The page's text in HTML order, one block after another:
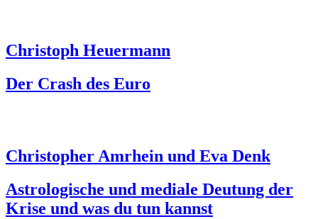
Christoph Heuermann
Der Crash des Euro
Christopher Amrhein und Eva Denk
Astrologische und mediale Deutung der
Krise und was du tun kannst